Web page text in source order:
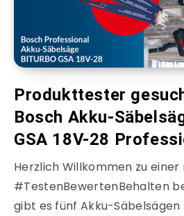
Produkttester
Bosch Akku-
GSA 18V-28
Herzlich Willkommen zu einer
#TestenBewertenBehalten
gibt es fünf Akku-